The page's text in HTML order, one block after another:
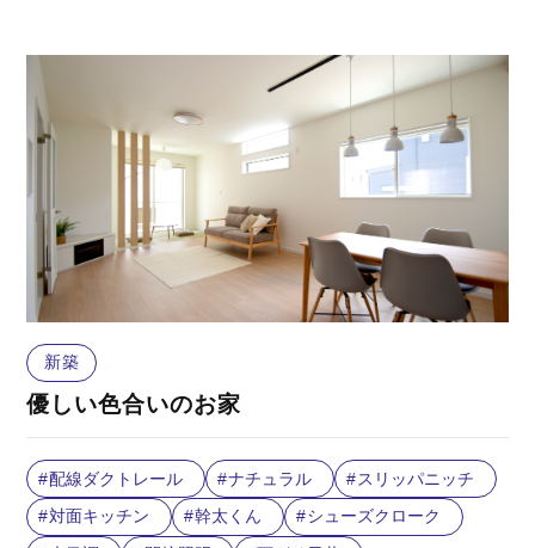
新築
優しい色合いのお家
配線ダクトレール ナチュラル
スリッパニッチ
対面キッチン
幹太くん
シューズクローク